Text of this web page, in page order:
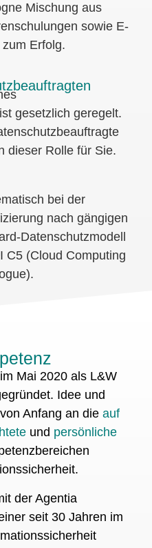
Mischung aus
sowie E-
Erfolg.
gesetzlich geregelt.
dieser Rolle für Sie.
bei der
nach gängigen
Datenschutzmodell
C5 (Cloud Computing
Mai 2020 als L&W
Idee und
Anfang an die auf
und persönliche
der Agentia
seit 30 Jahren im